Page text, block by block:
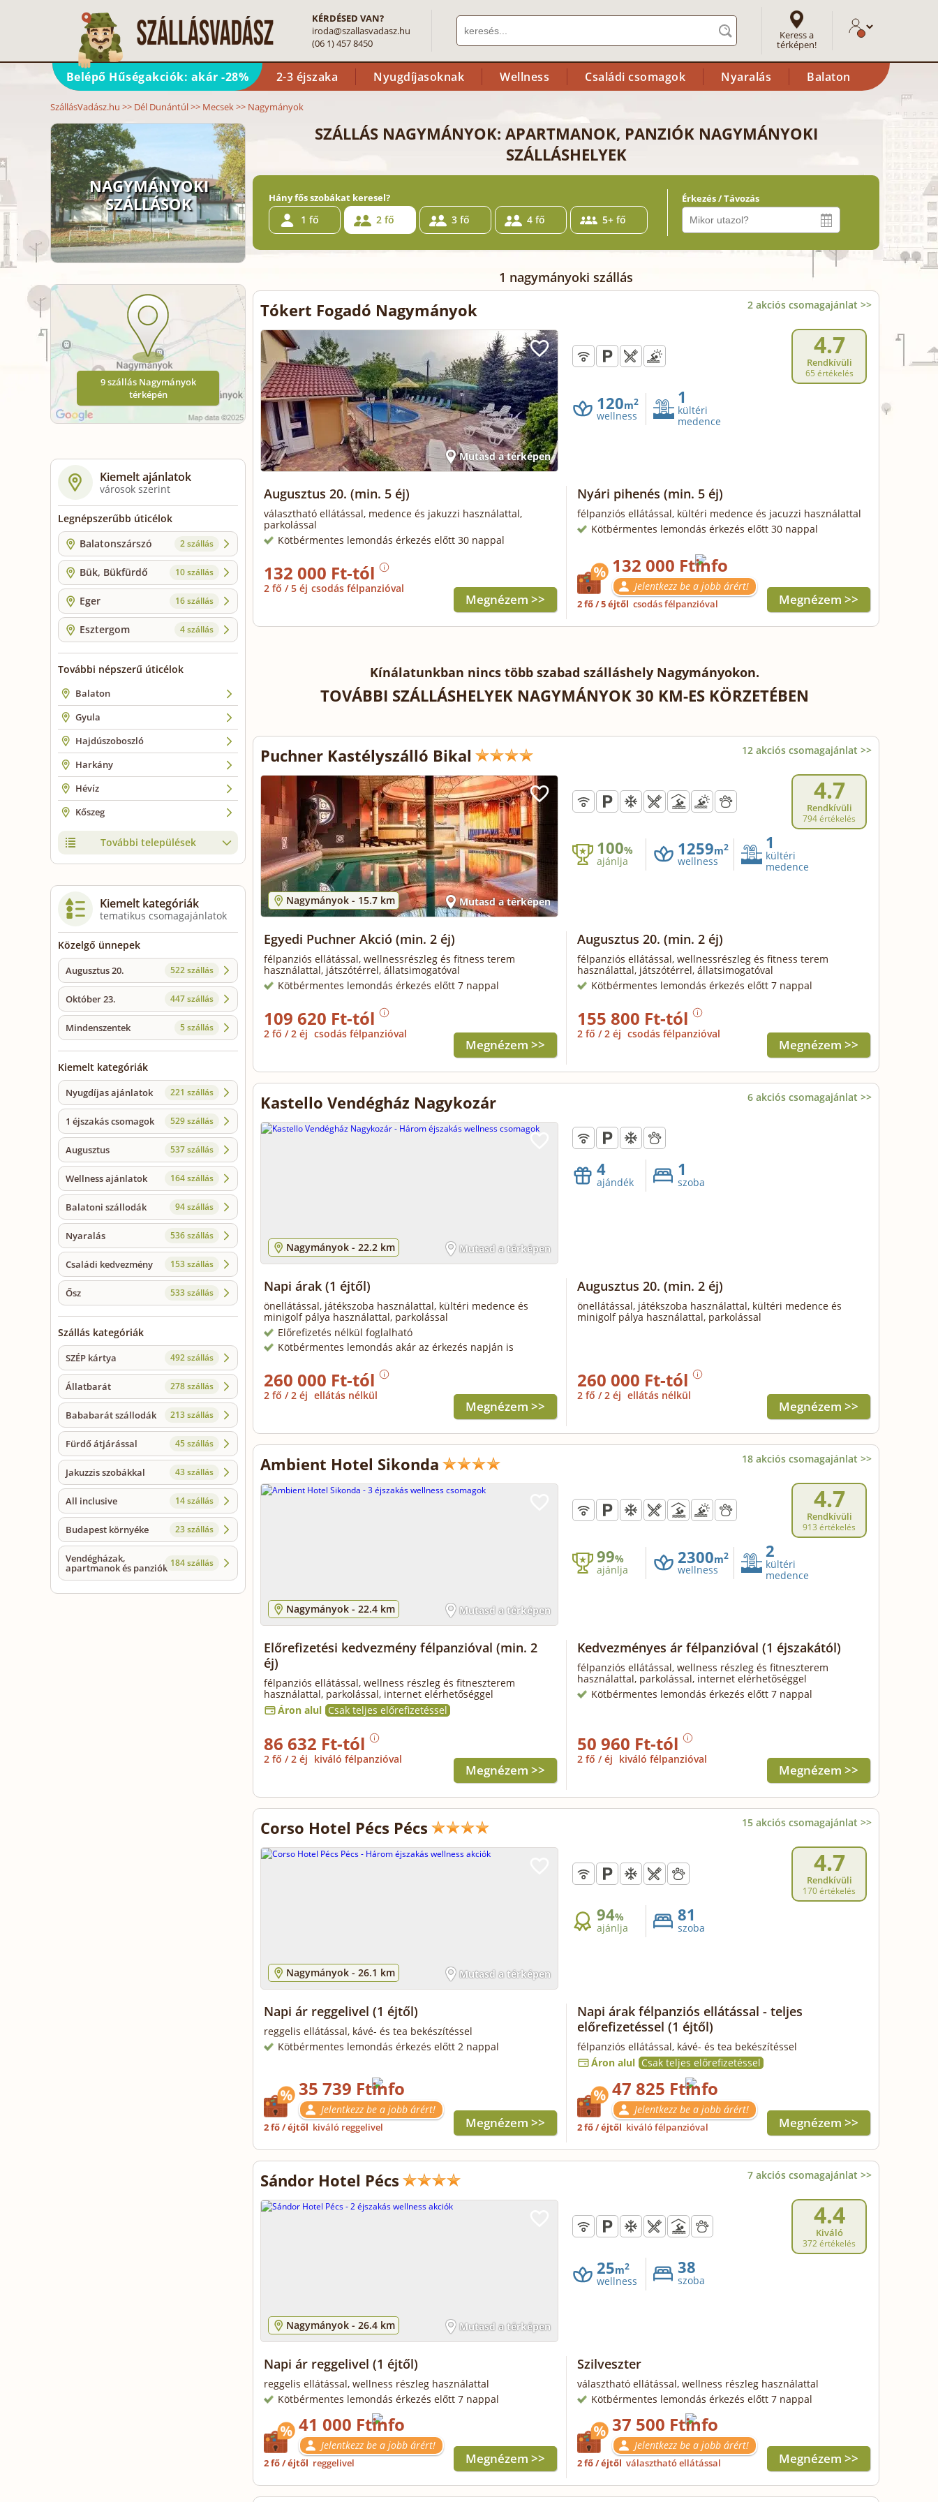
KÉRDÉSED VAN?
iroda@szallasvadasz.hu
(06 1) 457 8450
Keress a
térképen!
Belépő Hűségakciók: akár -28% 2-3 éjszaka Nyugdíjasoknak Wellness Családi csomagok Nyaralás Balaton
SzállásVadász.hu >> Dél Dunántúl>> Mecsek>> Nagymányok
NAGYMÁNYOKI
SZÁLLÁSOK
9 szállás Nagymányok
térképén
Kiemelt ajánlatok
városok szerint
Legnépszerűbb úticélok
Balatonszárszó
2 szállás
Bük, Bükfürdő 10 szállás
Eger 16 szállás
Esztergom 4 szállás
További népszerű úticélok
Balaton
Gyula
Hajdúszoboszló
Harkány
Hévíz
Kőszeg
További települések
Kiemelt kategóriák
tematikus csomagajánlatok
Közelgő ünnepek
Augusztus 20. 522 szállás
Október 23. 447 szállás
Mindenszentek 5 szállás
Kiemelt kategóriák
Nyugdíjas ajánlatok 221 szállás
1 éjszakás csomagok 529 szállás
Augusztus 537 szállás
Wellness ajánlatok 164 szállás
Balatoni szállodák 94 szállás
Nyaralás 536 szállás
Családi kedvezmény 153 szállás
Ősz 533 szállás
Szállás kategóriák
SZÉP kártya 492 szállás
Állatbarát 278 szállás
Bababarát szállodák 213 szállás
Fürdő átjárással 45 szállás
Jakuzzis szobákkal 43 szállás
All inclusive 14 szállás
Budapest környéke 23 szállás
Vendégházak,
apartmanok és panziók 184 szállás
SZÁLLÁS NAGYMÁNYOK: APARTMANOK, PANZIÓK NAGYMÁNYOKI
SZÁLLÁSHELYEK
Hány fős szobákat keresel?
1 fő 2 fő 3 fő 4 fő 5+ fő
Érkezés / Távozás
1 nagymányoki szállás
Tókert Fogadó Nagymányok 2 akciós csomagajánlat >>
Mutasd a térképen
4.7
Rendkívüli
65 értékelés
120m2
wellness
1
kültéri
medence
Augusztus 20. (min. 5 éj)
választható ellátással, medence és jakuzzi használattal,
parkolással
Kötbérmentes lemondás érkezés előtt 30 nappal
132 000 Ft-tól
2 fő / 5 éj csodás félpanzióval
Megnézem >>
Nyári pihenés (min. 5 éj)
félpanziós ellátással, kültéri medence és jacuzzi használattal
Kötbérmentes lemondás érkezés előtt 30 nappal
132 000 Ft
Jelentkezz be a jobb árért!
2 fő / 5 éjtől csodás félpanzióval Megnézem >>
Kínálatunkban nincs több szabad szálláshely Nagymányokon.
TOVÁBBI SZÁLLÁSHELYEK NAGYMÁNYOK 30 KM-ES KÖRZETÉBEN
Puchner Kastélyszálló Bikal 12 akciós csomagajánlat >>
Mutasd a térképen
Nagymányok - 15.7 km
4.7
Rendkívüli
794 értékelés
100%
ajánlja
1259m2
wellness
1
kültéri
medence
Egyedi Puchner Akció (min. 2 éj)
félpanziós ellátással, wellnessrészleg és fitness terem
használattal, játszótérrel, állatsimogatóval
Kötbérmentes lemondás érkezés előtt 7 nappal
109 620 Ft-tól
2 fő / 2 éj csodás félpanzióval
Megnézem >>
Augusztus 20. (min. 2 éj)
félpanziós ellátással, wellnessrészleg és fitness terem
használattal, játszótérrel, állatsimogatóval
Kötbérmentes lemondás érkezés előtt 7 nappal
155 800 Ft-tól
2 fő / 2 éj csodás félpanzióval
Megnézem >>
Kastello Vendégház Nagykozár 6 akciós csomagajánlat >>
Mutasd a térképen
Nagymányok - 22.2 km
4
ajándék
1
szoba
Napi árak (1 éjtől)
önellátással, játékszoba használattal, kültéri medence és
minigolf pálya használattal, parkolással
Előrefizetés nélkül foglalható
Kötbérmentes lemondás akár az érkezés napján is
260 000 Ft-tól
2 fő / 2 éj ellátás nélkül
Megnézem >>
Augusztus 20. (min. 2 éj)
önellátással, játékszoba használattal, kültéri medence és
minigolf pálya használattal, parkolással
260 000 Ft-tól
2 fő / 2 éj ellátás nélkül
Megnézem >>
Ambient Hotel Sikonda 18 akciós csomagajánlat >>
Mutasd a térképen
Nagymányok - 22.4 km
4.7
Rendkívüli
913 értékelés
99%
ajánlja
2300m2
wellness
2
kültéri
medence
Előrefizetési kedvezmény félpanzióval (min. 2
éj)
félpanziós ellátással, wellness részleg és fitneszterem
használattal, parkolással, internet elérhetőséggel
Áron alul Csak teljes előrefizetéssel
86 632 Ft-tól
2 fő / 2 éj kiváló félpanzióval
Megnézem >>
Kedvezményes ár félpanzióval (1 éjszakától)
félpanziós ellátással, wellness részleg és fitneszterem
használattal, parkolással, internet elérhetőséggel
Kötbérmentes lemondás érkezés előtt 7 nappal
50 960 Ft-tól
2 fő / éj kiváló félpanzióval
Megnézem >>
Corso Hotel Pécs Pécs 15 akciós csomagajánlat >>
Mutasd a térképen
Nagymányok - 26.1 km
4.7
Rendkívüli
170 értékelés
94%
ajánlja
81
szoba
Napi ár reggelivel (1 éjtől)
reggelis ellátással, kávé- és tea bekészítéssel
Kötbérmentes lemondás érkezés előtt 2 nappal
35 739 Ft
Jelentkezz be a jobb árért!
2 fő / éjtől kiváló reggelivel Megnézem >>
Napi árak félpanziós ellátással - teljes
előrefizetéssel (1 éjtől)
félpanziós ellátással, kávé- és tea bekészítéssel
Áron alul Csak teljes előrefizetéssel
47 825 Ft
Jelentkezz be a jobb árért!
2 fő / éjtől kiváló félpanzióval Megnézem >>
Sándor Hotel Pécs 7 akciós csomagajánlat >>
Mutasd a térképen
Nagymányok - 26.4 km
4.4
Kiváló
372 értékelés
25m2
wellness
38
szoba
Napi ár reggelivel (1 éjtől)
reggelis ellátással, wellness részleg használattal
Kötbérmentes lemondás érkezés előtt 7 nappal
41 000 Ft
Jelentkezz be a jobb árért!
2 fő / éjtől reggelivel Megnézem >>
Szilveszter
választható ellátással, wellness részleg használattal
Kötbérmentes lemondás érkezés előtt 7 nappal
37 500 Ft
Jelentkezz be a jobb árért!
2 fő / éjtől választható ellátással Megnézem >>